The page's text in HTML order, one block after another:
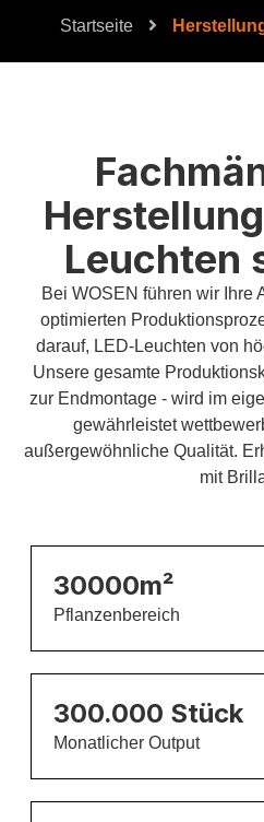
Startseite
Leuchten
Bei WOSEN führen wir Ihre
optimierten
darauf, LED-Leuchten von
Unsere gesamte
zur Endmontage - wird im
gewährleistet
außergewöhnliche Qualität.
mit
30000m²
Pflanzenbereich
300.000 Stück
Monatlicher Output